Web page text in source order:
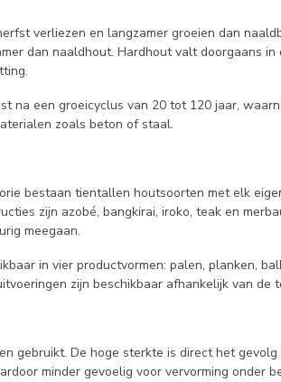
verliezen en langzamer groeien dan
dan naaldhout. Hardhout valt doorgaans
na een groeicyclus van 20 tot 120 jaar,
zoals beton of staal.
bestaan tientallen houtsoorten met elk
zijn azobé, bangkirai, iroko, teak en
meegaan.
in vier productvormen: palen, planken,
zijn beschikbaar afhankelijk van de
De hoge sterkte is direct het
minder gevoelig voor vervorming onder